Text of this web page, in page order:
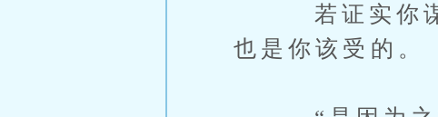
若证实你谋
也是你该受的。